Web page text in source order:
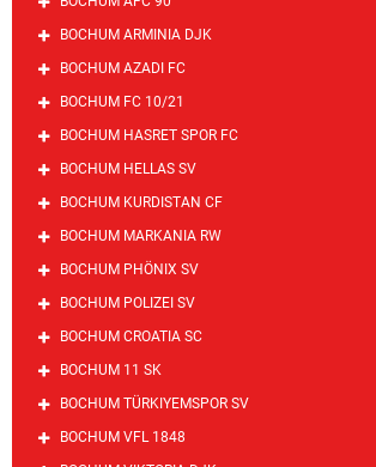
BOCHUM ARMINIA DJK
BOCHUM AZADI FC
BOCHUM FC 10/21
BOCHUM HASRET SPOR FC
BOCHUM HELLAS SV
BOCHUM KURDISTAN CF
BOCHUM MARKANIA RW
BOCHUM PHÖNIX SV
BOCHUM POLIZEI SV
BOCHUM CROATIA SC
BOCHUM 11 SK
BOCHUM TÜRKIYEMSPOR SV
BOCHUM VFL 1848